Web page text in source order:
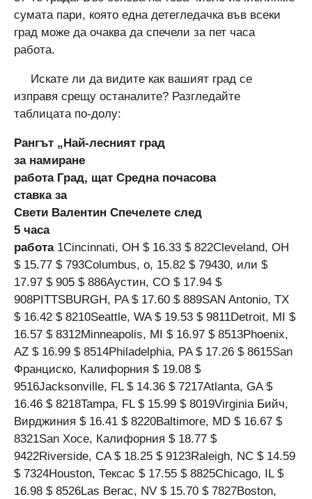
сумата пари, която една детегледачка във всеки
град може да очаква да спечели за пет часа
работа.
Искате ли да видите как вашият град се
изправя срещу останалите? Разгледайте
таблицата по-долу:
Рангът „Най-лесният град
за намиране
работа Град, щат Средна почасова
ставка за
Свети Валентин Спечелете след
5 часа
работа1Cincinnati, OH $ 16.33 $ 822Cleveland, OH
$ 15.77 $ 793Columbus, о, 15.82 $ 79430, или $
17.97 $ 905 $ 886Аустин, CO $ 17.94 $
908PITTSBURGH, PA $ 17.60 $ 889SAN Antonio, TX
$ 16.42 $ 8210Seattle, WA $ 19.53 $ 9811Detroit, MI $
16.57 $ 8312Minneapolis, MI $ 16.97 $ 8513Phoenix,
AZ $ 16.99 $ 8514Philadelphia, PA $ 17.26 $ 8615San
Франциско, Калифорния $ 19.08 $
9516Jacksonville, FL $ 14.36 $ 7217Atlanta, GA $
16.46 $ 8218Tampa, FL $ 15.99 $ 8019Virginia Бийч,
Вирджиния $ 16.41 $ 8220Baltimore, MD $ 16.67 $
8321San Хосе, Калифорния $ 18.77 $
9422Riverside, CA $ 18.25 $ 9123Raleigh, NC $ 14.59
$ 7324Houston, Тексас $ 17.55 $ 8825Chicago, IL $
16.98 $ 8526Las Вегас, NV $ 15.70 $ 7827Boston,